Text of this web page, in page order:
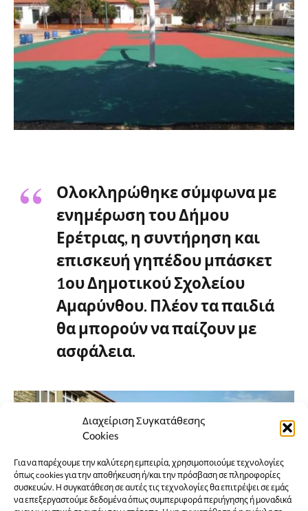
Διαχείριση Συγκατάθεσης
Cookies
Για να παρέχουμε την καλύτερη εμπειρία, χρησιμοποιούμε τεχνολογίες
όπως cookies για την αποθήκευση ή/και την πρόσβαση σε πληροφορίες
συσκευών. Η συγκατάθεση σε αυτές τις τεχνολογίες θα επιτρέψει σε εμάς
να επεξεργαστούμε δεδομένα όπως συμπεριφορά περιήγησης ή μοναδικά
Ολοκληρώθηκε σύμφωνα με
ενημέρωση του Δήμου
Ερέτριας, η συντήρηση και
επισκευή γηπέδου μπάσκετ
1ου Δημοτικού Σχολείου
Αμαρύνθου. Πλέον τα παιδιά
θα μπορούν να παίζουν με
ασφάλεια.